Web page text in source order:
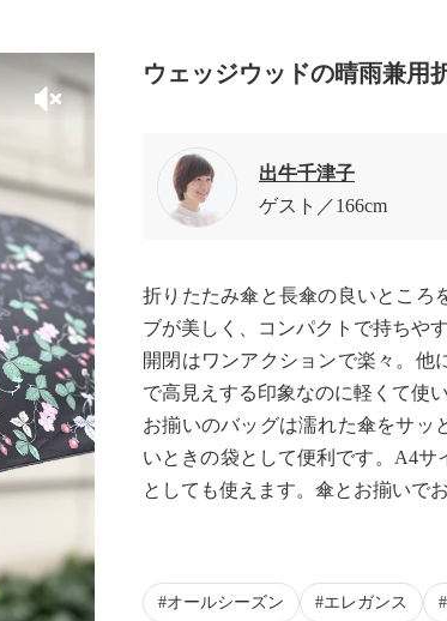
ウェッジウッドの晴雨兼用
出牛千津子
ゲスト
166cm
折りたたみ傘と長傘の良いところ
ブが美しく、コンパクトで持ちや
開閉はワンアクションで楽々。他
で高見えする印象なのに軽くて使
お揃いのバッグは濡れた傘をサッ
いときの袋として便利です。A4
としても使えます。傘とお揃いでお
オールシーズン エレガンス